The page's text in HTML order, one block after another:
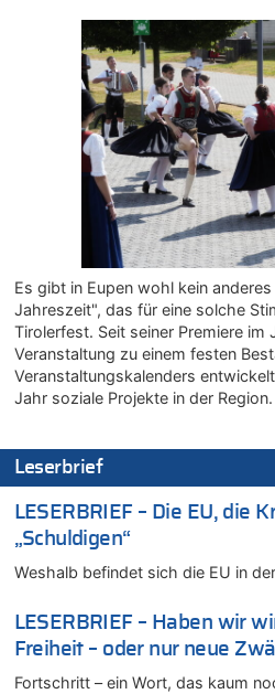
Zweite Hitzewelle in diesem
06.08.2026 - 17:21 von Dax zu
Zweite Hitzewelle in diesem
06.08.2026 - 17:01 von
FIFA-Spitze demonstriert
Vorwürfe gegen Präsident
06.08.2026 - 16:53 von Frage zu
Zweite Hitzewelle in diesem
06.08.2026 - 16:39 von Noah
Zweite Hitzewelle in diesem
06.08.2026 - 16:36 von Noah
Zweite Hitzewelle in diesem
06.08.2026 - 16:10 von Dax zu
Wasserstand des Rheins in NRW
06.08.2026 - 15:51 von SuperBoy
Eschweiler: 16-Jähriger soll
06.08.2026 - 15:42 von PvD zu
Mehrere Menschen in Londons
06.08.2026 - 15:42 von Dax zu
Zweite Hitzewelle in diesem
06.08.2026 - 15:27 von ne
Zweite Hitzewelle in diesem
06.08.2026 - 14:57 von Hugo
Zweite Hitzewelle in diesem
06.08.2026 - 14:51 von
Zurück an den Rhein: Hendrich
Es gibt in Eupen wohl kein
Jahreszeit", das für eine solche
Tirolerfest. Seit seiner Premiere im
Veranstaltung zu einem festen
Veranstaltungskalenders
Jahr soziale Projekte in der Region.
Leserbrief
LESERBRIEF – Die EU, die
„Schuldigen“
Weshalb befindet sich die EU in
LESERBRIEF – Haben wir
Freiheit – oder nur neue
Fortschritt – ein Wort, das kaum